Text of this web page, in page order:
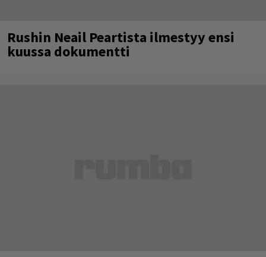
Rushin Neail Peartista ilmestyy ensi
kuussa dokumentti